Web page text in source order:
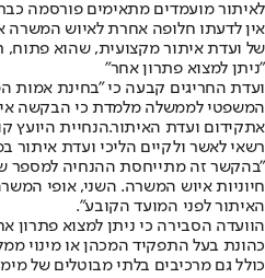
אין לדעתו חלופה אחרת לאיוש המשרה
של ועדת איתור מקצועית, שהוא פתוח,
"ניתן למצוא פתרון אחר"
ועדת החריגים קבעה כי "בחינת אמות
המשפטי לממשלה מלמדת כי הבקשה
אתקידום ועדת האיתור.הנחיית היועץ
רשאי לאשר ולקיים הליכי ועדת איתור
"בהקשר זה מתייחסת ההנחיה למספר
חיוניות איוש המשרה. השני, אופי
האיתור לפני המועד הקובע".
הוועדה הסבירה כי ניתן למצוא פתרון
כהונת בעל התפקיד המכהן או מינוי
כולל גם מרכיבים בלתי מבוטלים של